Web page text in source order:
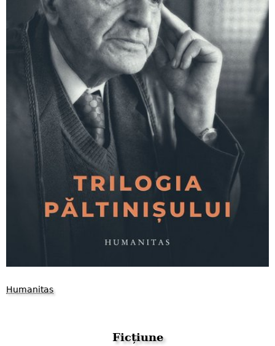
Humanitas
Ficțiune